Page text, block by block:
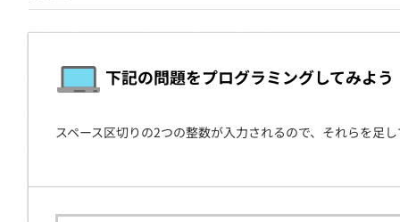
学校
契約
下記の問題をプログラミングしてみよう
スペース区切りの2つの整数が入力されるので、それらを足